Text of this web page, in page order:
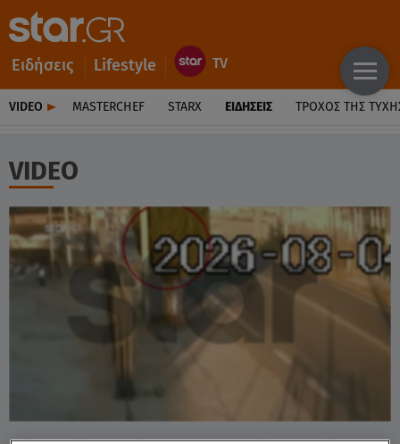
Ειδήσεις Lifestyle
VIDEO MASTERCHEF STARX ΕΙΔΉΣΕΙΣ ΤΡΟΧΌΣ ΤΗΣ
VIDEO